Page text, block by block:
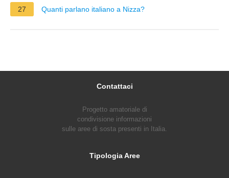
27 Quanti parlano italiano a Nizza?
Contattaci
Progetto amatoriale di
condivisione informazioni
sulle aree di sosta presenti in Italia.
Tipologia Aree